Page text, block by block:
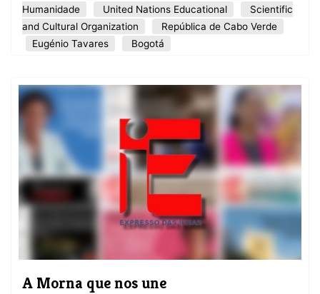
Humanidade
United Nations Educational
Scientific
and Cultural Organization
República de Cabo Verde
Eugénio Tavares
Bogotá
A Morna que nos une